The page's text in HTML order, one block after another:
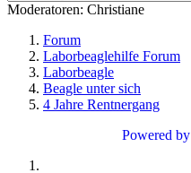
Moderatoren: Christiane
Forum
Laborbeaglehilfe Forum
Laborbeagle
Beagle unter sich
4 Jahre Rentnergang
Powered by